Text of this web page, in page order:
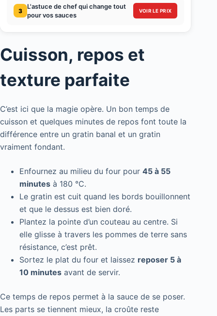
3
L'astuce de chef qui change tout
pour vos sauces
VOIR LE PRIX
Cuisson, repos et
texture parfaite
C’est ici que la magie opère. Un bon temps de
cuisson et quelques minutes de repos font toute la
différence entre un gratin banal et un gratin
vraiment fondant.
Enfournez au milieu du four pour 45 à 55
minutes à 180 °C.
Le gratin est cuit quand les bords bouillonnent
et que le dessus est bien doré.
Plantez la pointe d’un couteau au centre. Si
elle glisse à travers les pommes de terre sans
résistance, c’est prêt.
Sortez le plat du four et laissez reposer 5 à
10 minutes avant de servir.
Ce temps de repos permet à la sauce de se poser.
Les parts se tiennent mieux, la croûte reste